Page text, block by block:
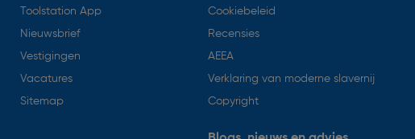
Toolstation App
Nieuwsbrief
Vestigingen
Vacatures
Sitemap
Cookiebeleid
Recensies
AEEA
Verklaring van moderne slavernij
Copyright